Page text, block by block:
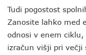
Tudi pogostost
Zanosite lahko med
odnosi v enem
izračun višji pri večji